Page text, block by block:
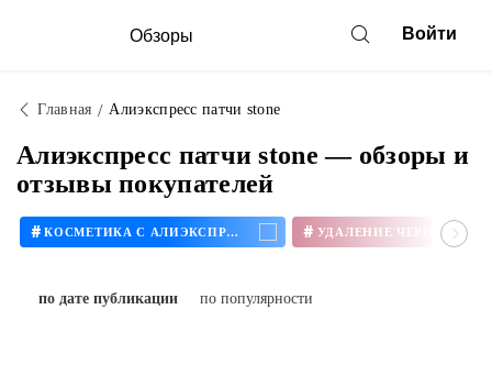
Обзоры Войти
Главная Алиэкспресс патчи stone
Алиэкспресс патчи stone — обзоры и
отзывы покупателей
# КОСМЕТИКА С АЛИЭКСПРЕСС #
по дате публикации по популярности